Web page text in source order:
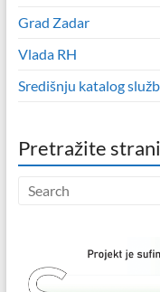
Grad Zadar
Vlada RH
Središnju katalog
Pretražite